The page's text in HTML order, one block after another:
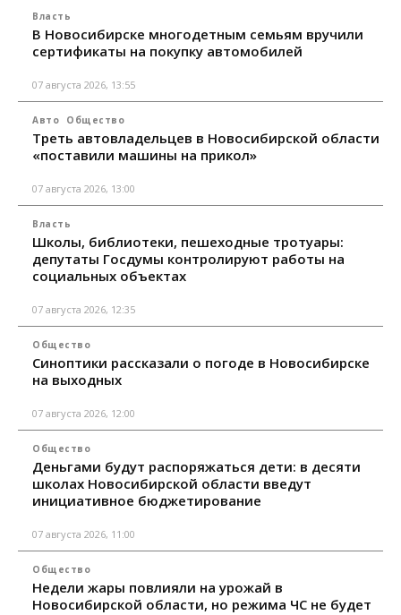
Власть
В Новосибирске многодетным семьям вручили
сертификаты на покупку автомобилей
07 августа 2026, 13:55
Авто Общество
Треть автовладельцев в Новосибирской области
«поставили машины на прикол»
07 августа 2026, 13:00
Власть
Школы, библиотеки, пешеходные тротуары:
депутаты Госдумы контролируют работы на
социальных объектах
07 августа 2026, 12:35
Общество
Синоптики рассказали о погоде в Новосибирске
на выходных
07 августа 2026, 12:00
Общество
Деньгами будут распоряжаться дети: в десяти
школах Новосибирской области введут
инициативное бюджетирование
07 августа 2026, 11:00
Общество
Недели жары повлияли на урожай в
Новосибирской области, но режима ЧС не будет